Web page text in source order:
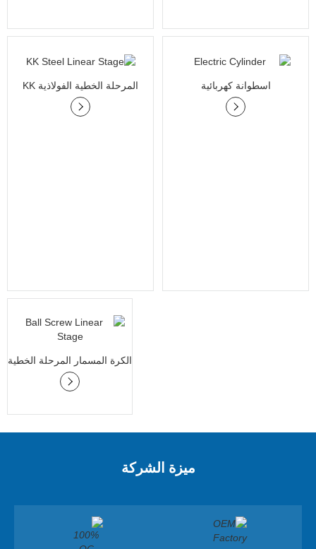
المرحلة الخطية الفولاذية KK اسطوانة كهربائية
الكرة المسمار المرحلة الخطية
ميزة الشركة